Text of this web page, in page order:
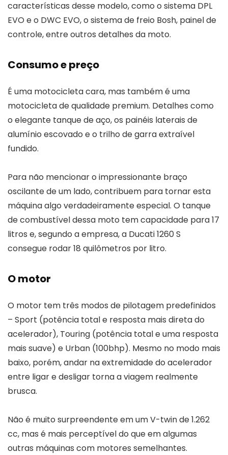
características desse modelo, como o sistema DPL
EVO e o DWC EVO, o sistema de freio Bosh, painel de
controle, entre outros detalhes da moto.
Consumo e preço
É uma motocicleta cara, mas também é uma
motocicleta de qualidade premium. Detalhes como
o elegante tanque de aço, os painéis laterais de
alumínio escovado e o trilho de garra extraível
fundido.
Para não mencionar o impressionante braço
oscilante de um lado, contribuem para tornar esta
máquina algo verdadeiramente especial. O tanque
de combustível dessa moto tem capacidade para 17
litros e, segundo a empresa, a Ducati 1260 S
consegue rodar 18 quilômetros por litro.
O motor
O motor tem três modos de pilotagem predefinidos
– Sport (potência total e resposta mais direta do
acelerador), Touring (potência total e uma resposta
mais suave) e Urban (100bhp). Mesmo no modo mais
baixo, porém, andar na extremidade do acelerador
entre ligar e desligar torna a viagem realmente
brusca.
Não é muito surpreendente em um V-twin de 1.262
cc, mas é mais perceptível do que em algumas
outras máquinas com motores semelhantes.